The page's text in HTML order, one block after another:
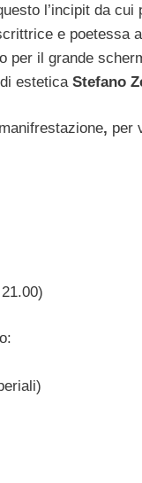
l’incipit da
e poetessa
per il grande
estetica Stefano
, per